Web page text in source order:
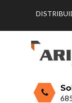
PUERTAS,
CERRAMIENTOS,
CONTACTO Y
PRESUPUESTO